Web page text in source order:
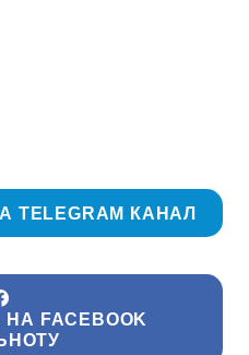
TELEGRAM КАНАЛ
FACEBOOK